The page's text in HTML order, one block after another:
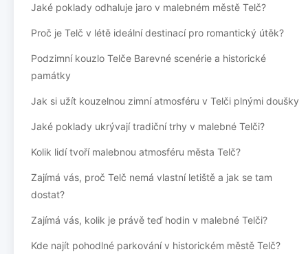
Jaké poklady odhaluje jaro v malebném městě Telč?
Proč je Telč v létě ideální destinací pro romantický útěk?
Podzimní kouzlo Telče Barevné scenérie a historické
památky
Jak si užít kouzelnou zimní atmosféru v Telči plnými doušky
Jaké poklady ukrývají tradiční trhy v malebné Telči?
Kolik lidí tvoří malebnou atmosféru města Telč?
Zajímá vás, proč Telč nemá vlastní letiště a jak se tam
dostat?
Zajímá vás, kolik je právě teď hodin v malebné Telči?
Kde najít pohodlné parkování v historickém městě Telč?